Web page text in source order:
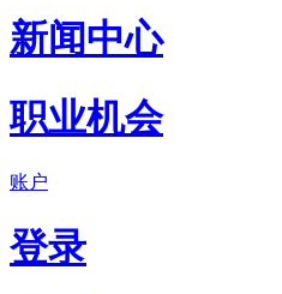
新闻中心
职业机会
账户
登录